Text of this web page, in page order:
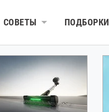
СОВЕТЫ ПОДБОРКИ